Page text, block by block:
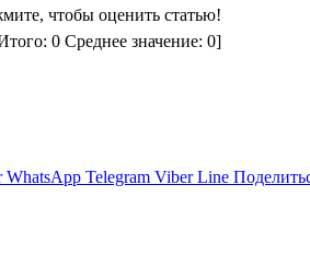
чтобы оценить статью!
0 Среднее значение: 0]
WhatsApp Telegram Viber Line